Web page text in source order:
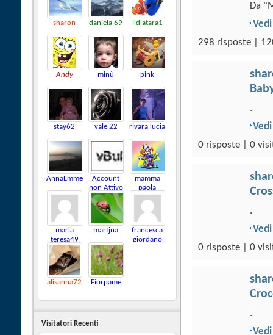
sharon daniela 69 lidiatara1
Andy minù pink
stay62 vale 22 rivara lucia
AnnaEmme
Account
non Attivo
mamma
paola
maria
teresa49
martjna
francesca
giordano
alisanna72 Fiorpame
Visitatori Recenti
Da
298 risposte |
.
0 risposte | 0
.
0 risposte | 0
.